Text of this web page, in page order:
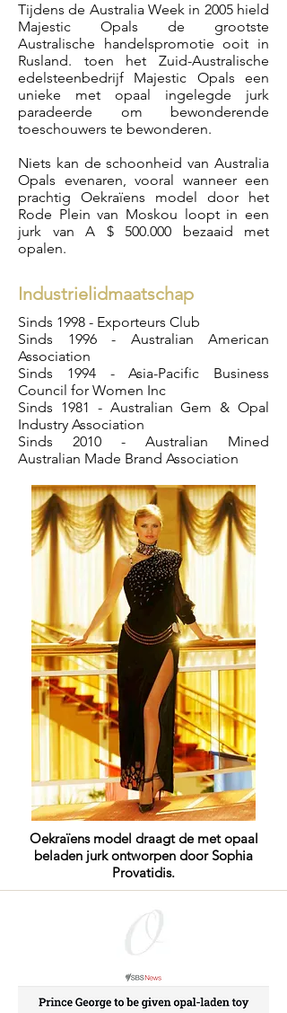
Tijdens de Australia Week in 2005 hield
Majestic Opals de grootste
Australische handelspromotie ooit in
Rusland. toen het Zuid-Australische
edelsteenbedrijf Majestic Opals een
unieke met opaal ingelegde jurk
paradeerde om bewonderende
toeschouwers te bewonderen.
Niets kan de schoonheid van Australia
Opals evenaren, vooral wanneer een
prachtig Oekraïens model door het
Rode Plein van Moskou loopt in een
jurk van A $ 500.000 bezaaid met
opalen.
Industrielidmaatschap
Sinds 1998 - Exporteurs Club
Sinds 1996 - Australian American
Association
Sinds 1994 - Asia-Pacific Business
Council for Women Inc
Sinds 1981 - Australian Gem & Opal
Industry Association
Sinds 2010 - Australian Mined
Australian Made Brand Association
Oekraïens model draagt de met opaal
beladen jurk ontworpen door Sophia
Provatidis.